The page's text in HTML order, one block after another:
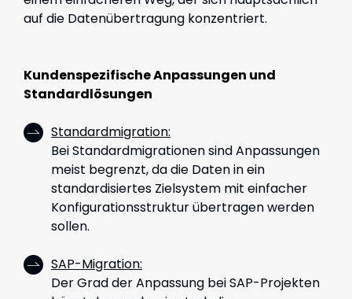
auf die Datenübertragung konzentriert.
Kundenspezifische Anpassungen und
Standardlösungen
Standardmigration:
Bei Standardmigrationen sind Anpassungen
meist begrenzt, da die Daten in ein
standardisiertes Zielsystem mit einfacher
Konfigurationsstruktur übertragen werden
sollen.
SAP-Migration:
Der Grad der Anpassung bei SAP-Projekten